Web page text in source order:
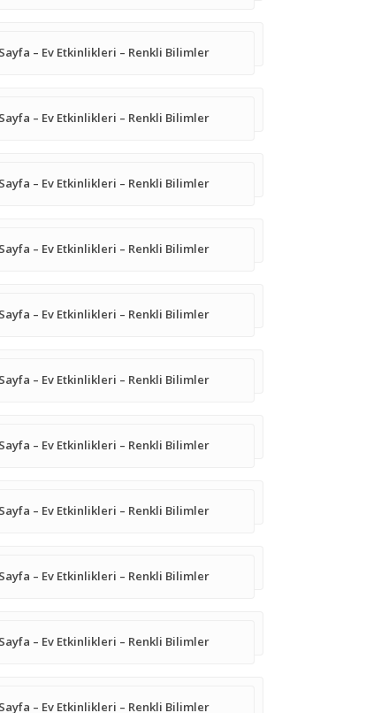
– Ev Etkinlikleri – Renkli Bilimler
– Ev Etkinlikleri – Renkli Bilimler
– Ev Etkinlikleri – Renkli Bilimler
– Ev Etkinlikleri – Renkli Bilimler
– Ev Etkinlikleri – Renkli Bilimler
– Ev Etkinlikleri – Renkli Bilimler
– Ev Etkinlikleri – Renkli Bilimler
– Ev Etkinlikleri – Renkli Bilimler
– Ev Etkinlikleri – Renkli Bilimler
– Ev Etkinlikleri – Renkli Bilimler
– Ev Etkinlikleri – Renkli Bilimler